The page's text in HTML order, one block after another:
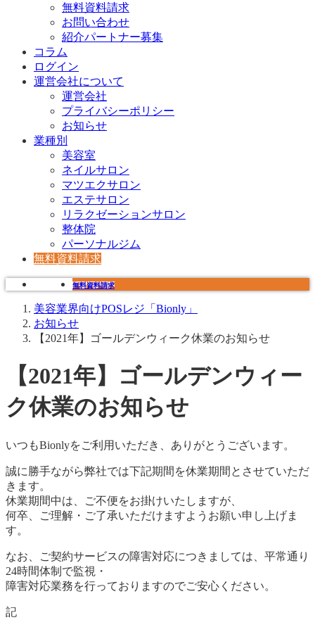
無料資料請求
お問い合わせ
紹介パートナー募集
コラム
ログイン
運営会社について
運営会社
プライバシーポリシー
お知らせ
業種別
美容室
ネイルサロン
マツエクサロン
エステサロン
リラクゼーションサロン
整体院
パーソナルジム
無料資料請求
無料資料請求
お知らせ
【2021年】ゴールデンウィーク休業のお知らせ
【2021年】ゴールデンウィー
ク休業のお知らせ
いつもBionlyをご利用いただき、ありがとうございます。
誠に勝手ながら弊社では下記期間を休業期間とさせていただ
きます。
休業期間中は、ご不便をお掛けいたしますが、
何卒、ご理解・ご了承いただけますようお願い申し上げま
す。
なお、ご契約サービスの障害対応につきましては、平常通り
24時間体制で監視・
障害対応業務を行っておりますのでご安心ください。
記